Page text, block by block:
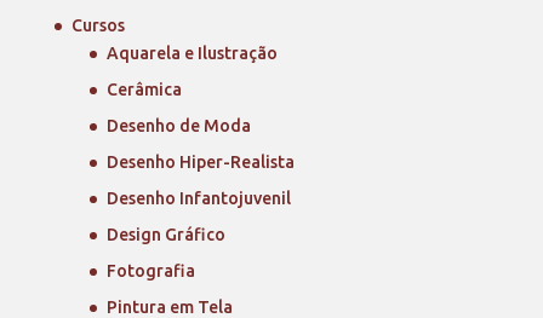
Cursos
Aquarela e Ilustração
Cerâmica
Desenho de Moda
Desenho Hiper-Realista
Desenho Infantojuvenil
Design Gráfico
Fotografia
Pintura em Tela